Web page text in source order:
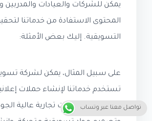
يمكن للشركات والعيادات والمدربين
المحتوى الاستفادة من خدماتنا
التسويقية. إليك بعض الأمثلة:
على سبيل المثال، يمكن لشركة
تستخدم خدماتنا لإنشاء حملات
مثل إنتاج فيديوهات تجارية عالية
تواصل معنا عبر وتساب